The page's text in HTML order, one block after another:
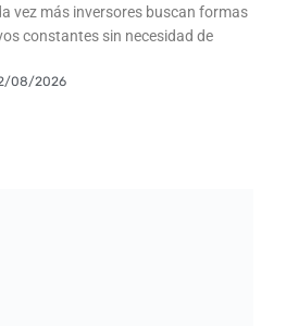
vez más inversores buscan formas
constantes sin necesidad de
08/2026